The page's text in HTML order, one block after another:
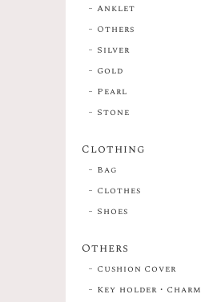
Anklet
Others
Silver
Gold
Pearl
Stone
Clothing
Bag
Clothes
Shoes
Others
Cushion Cover
Key holder・Charm